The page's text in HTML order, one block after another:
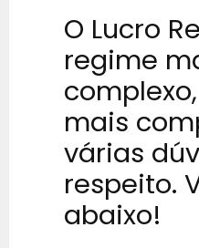
O Lucro
regime
mais
várias
respeito.
abaixo!